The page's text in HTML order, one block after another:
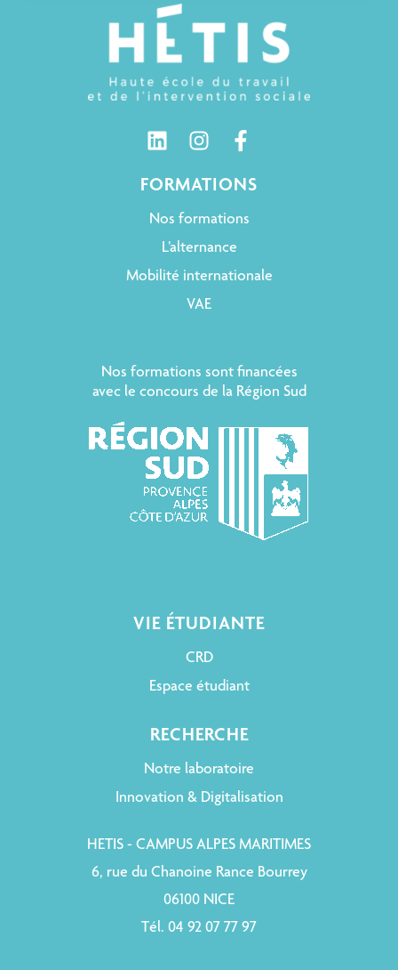
FORMATIONS
Nos formations
L’alternance
Mobilité internationale
VAE
Nos formations sont financées
avec le concours de la Région Sud
VIE ÉTUDIANTE
CRD
Espace étudiant
RECHERCHE
Notre laboratoire
Innovation & Digitalisation
HETIS - CAMPUS ALPES MARITIMES
6, rue du Chanoine Rance Bourrey
06100 NICE
Tél. 04 92 07 77 97